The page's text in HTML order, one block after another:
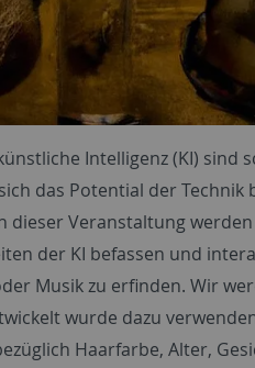
Intelligenz (KI) sind
das Potential der
dieser Veranstaltung
der KI befassen und
Musik zu erfinden. Wir
wurde dazu
Haarfarbe, Alter,